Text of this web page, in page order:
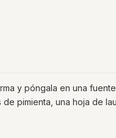
y póngala en una
pimienta, una hoja de